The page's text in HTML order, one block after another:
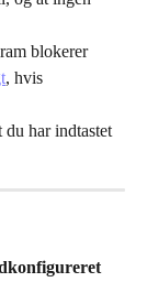
blokerer
, hvis
har indtastet